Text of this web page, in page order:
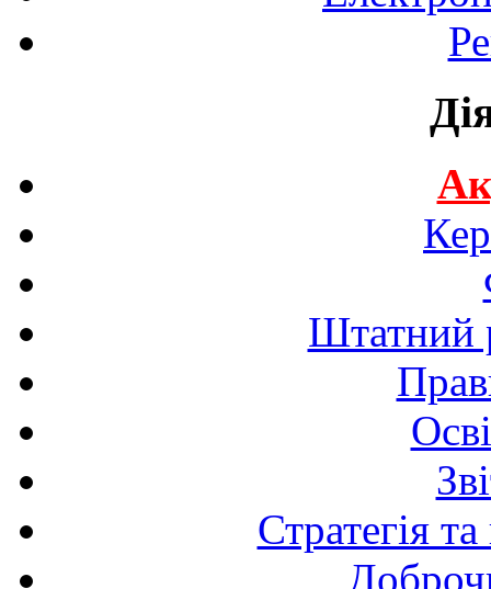
Штатний
Стратегія